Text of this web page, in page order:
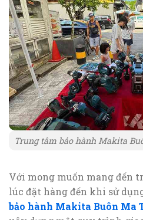
Trung tâm bảo hành Makita
Với mong muốn mang đến
lúc đặt hàng đến khi sử
bảo hành Makita Buôn Ma